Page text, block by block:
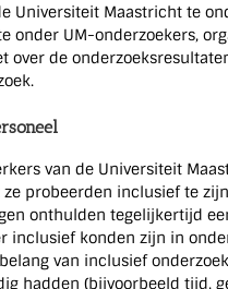
Universiteit Maastricht te
onder UM-onderzoekers,
over de
van de Universiteit
probeerden inclusief te
onthulden tegelijkertijd
inclusief konden zijn in
van inclusief
hadden (bijvoorbeeld tijd,